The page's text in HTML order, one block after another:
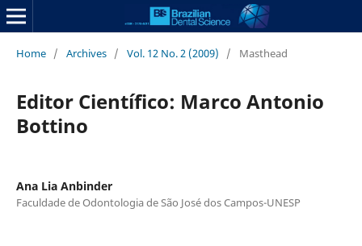
Home / Archives / Vol. 12 No. 2 (2009) / Masthead
Editor Científico: Marco Antonio
Bottino
Ana Lia Anbinder
Faculdade de Odontologia de São José dos Campos-UNESP